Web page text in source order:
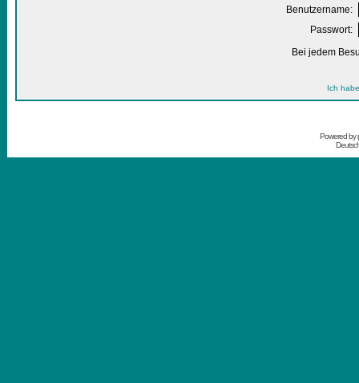
Benutzername:
Passwort:
Bei jedem
Ich
Powered by